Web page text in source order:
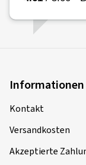
Informationen
Kontakt
Versandkosten
Akzeptierte